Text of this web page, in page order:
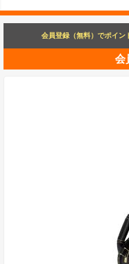
会員登録（無料）でポイン
会